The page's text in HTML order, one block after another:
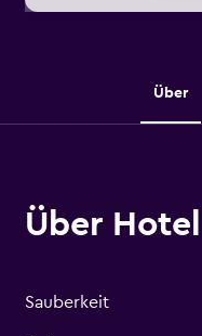
Über
Über
Sauberkeit